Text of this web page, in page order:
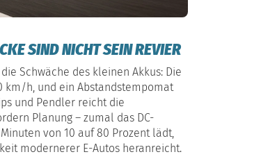
SIND NICHT SEIN REVIER
Schwäche des kleinen Akkus: Die
km/h, und ein Abstandstempomat
und Pendler reicht die
Planung – zumal das DC-
von 10 auf 80 Prozent lädt,
modernerer E-Autos heranreicht.